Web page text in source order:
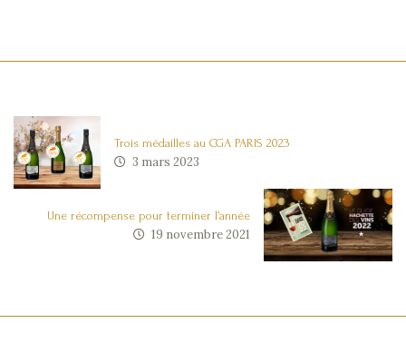
Mon
compte
Cookies
Trois médailles au CGA PARIS 2023
3 mars 2023
Une récompense pour terminer l’année
19 novembre 2021